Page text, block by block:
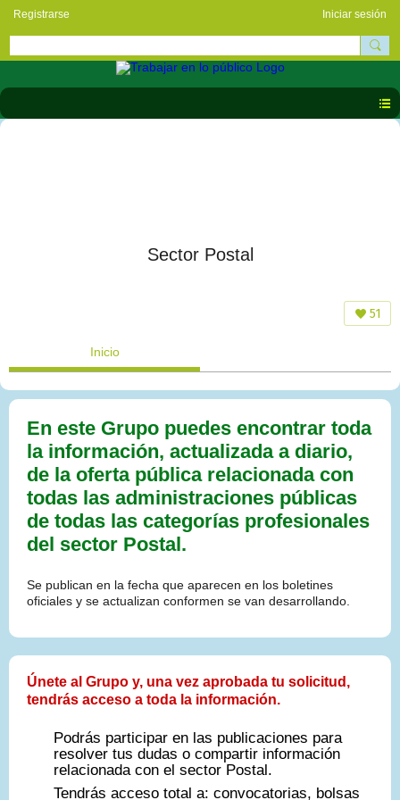
Registrarse Iniciar sesión
Sector Postal
51
Inicio
En este Grupo puedes encontrar toda
la información, actualizada a diario,
de la oferta pública relacionada con
todas las administraciones públicas
de todas las categorías profesionales
del sector Postal.
Se publican en la fecha que aparecen en los boletines
oficiales y se actualizan conformen se van desarrollando.
Únete al Grupo y, una vez aprobada tu solicitud,
tendrás acceso a toda la información.
Podrás participar en las publicaciones para
resolver tus dudas o compartir información
relacionada con el sector Postal.
Tendrás acceso total a: convocatorias, bolsas